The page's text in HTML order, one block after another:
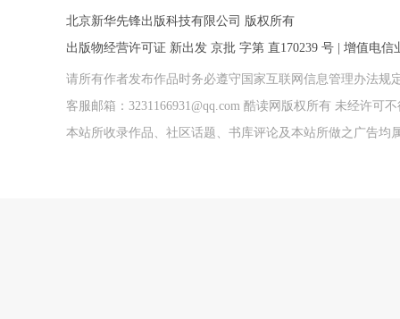
北京新华先锋出版科技有限公司 版权所有
出版物经营许可证 新出发 京批 字第 直170239 号 | 增值电
请所有作者发布作品时务必遵守国家互联网信息管理办法
客服邮箱：3231166931@qq.com 酷读网版权所有 未经许可
本站所收录作品、社区话题、书库评论及本站所做之广告均